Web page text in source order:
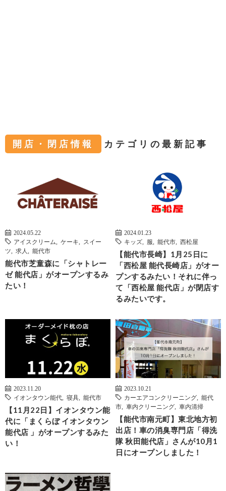
開店・閉店情報 カテゴリの最新記事
2024.05.22
アイスクリーム
ケーキ
スイー
ツ
求人 能代市
能代市芝童森に「シャトレー
ゼ 能代店」がオープンするみ
たい！
2024.01.23
キッズ
服 能代市 西松屋
【能代市長崎】1月25日に
「西松屋 能代長崎店」がオー
プンするみたい！それに伴っ
て「西松屋 能代店」が閉店す
るみたいです。
2023.11.20
イオンタウン能代
寝具 能代市
【11月22日】イオンタウン能
代に「まくらぼ イオンタウン
能代店 」がオープンするみた
い！
2023.10.21
カーエアコンクリーニング
能代
市
車内クリーニング 車内清掃
【能代市南元町】東北地方初
出店！車の消臭専門店「得洗
隊 秋田能代店」さんが10月1
日にオープンしました！